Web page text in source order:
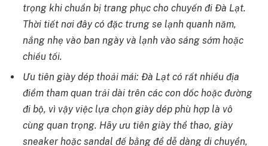
trọng khi chuẩn bị trang phục cho chuyến đi Đà Lạt.
Thời tiết nơi đây có đặc trưng se lạnh quanh năm,
nắng nhẹ vào ban ngày và lạnh vào sáng sớm hoặc
chiều tối.
Ưu tiên giày dép thoải mái: Đà Lạt có rất nhiều địa
điểm tham quan trải dài trên các con dốc hoặc đường
đi bộ, vì vậy việc lựa chọn giày dép phù hợp là vô
cùng quan trọng. Hãy ưu tiên giày thể thao, giày
sneaker hoặc sandal đế bằng để dễ dàng di chuyển,